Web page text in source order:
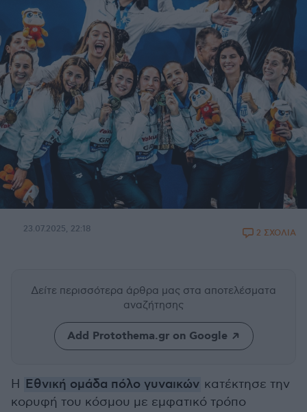
23.07.2025, 22:18 2 ΣΧΟΛΙΑ
Δείτε περισσότερα άρθρα μας στα αποτελέσματα
αναζήτησης
Add Protothema.gr on Google
Η Εθνική ομάδα πόλο γυναικών κατέκτησε την
κορυφή του κόσμου με εμφατικό τρόπο